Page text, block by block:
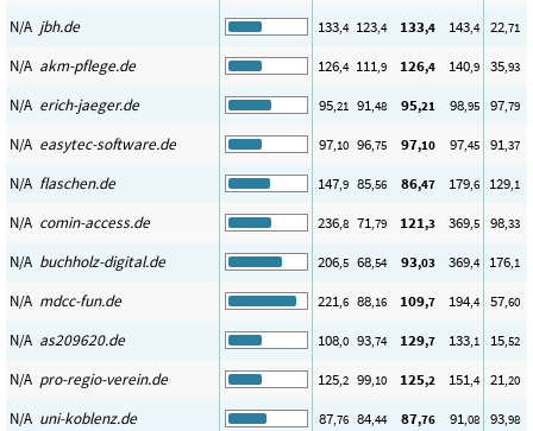
N/A jbh.de 133,4 123,4 133,4 143,4 22,71
N/A akm-pflege.de 126,4 111,9 126,4 140,9 35,93
N/A erich-jaeger.de 95,21 91,48 95,21 98,95 97,79
N/A easytec-software.de 97,10 96,75 97,10 97,45 91,37
N/A flaschen.de 147,9 85,56 86,47 179,6 129,1
N/A comin-access.de 236,8 71,79 121,3 369,5 98,33
N/A buchholz-digital.de 206,5 68,54 93,03 369,4 176,1
N/A mdcc-fun.de 221,6 88,16 109,7 194,4 57,60
N/A as209620.de 108,0 93,74 129,7 133,1 15,52
N/A pro-regio-verein.de 125,2 99,10 125,2 151,4 21,20
N/A uni-koblenz.de 87,76 84,44 87,76 91,08 93,98